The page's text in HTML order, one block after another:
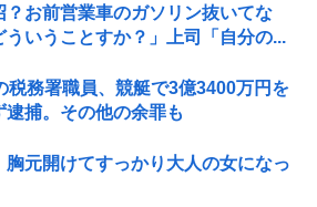
？お前営業車のガソリン抜いてな
ういうことすか？」上司「自分の...
税務署職員、競艇で3億3400万円を
捕。その他の余罪も
胸元開けてすっかり大人の女になっ